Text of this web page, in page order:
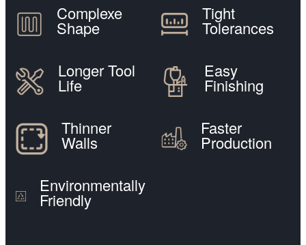
Complexe
Shape
Longer Tool
Life
Tight
Tolerances
Easy
Finishing
Thinner
Walls
Environmentally
Friendly
Faster
Production